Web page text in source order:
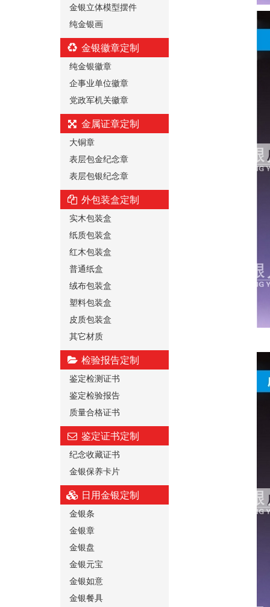
金银立体模型摆件
纯金银画
金银徽章定制
纯金银徽章
企事业单位徽章
党政军机关徽章
金属证章定制
大铜章
表层包金纪念章
表层包银纪念章
外包装盒定制
实木包装盒
纸质包装盒
红木包装盒
普通纸盒
绒布包装盒
塑料包装盒
皮质包装盒
其它材质
检验报告定制
鉴定检测证书
鉴定检验报告
质量合格证书
鉴定证书定制
纪念收藏证书
金银保养卡片
日用金银定制
金银条
金银章
金银盘
金银元宝
金银如意
金银餐具